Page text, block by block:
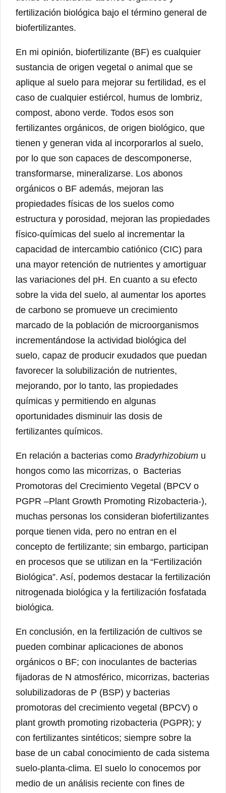
fertilización biológica bajo el término general de
biofertilizantes.
En mi opinión, biofertilizante (BF) es cualquier
sustancia de origen vegetal o animal que se
aplique al suelo para mejorar su fertilidad, es el
caso de cualquier estiércol, humus de lombriz,
compost, abono verde. Todos esos son
fertilizantes orgánicos, de origen biológico, que
tienen y generan vida al incorporarlos al suelo,
por lo que son capaces de descomponerse,
transformarse, mineralizarse. Los abonos
orgánicos o BF además, mejoran las
propiedades físicas de los suelos como
estructura y porosidad, mejoran las propiedades
físico-químicas del suelo al incrementar la
capacidad de intercambio catiónico (CIC) para
una mayor retención de nutrientes y amortiguar
las variaciones del pH. En cuanto a su efecto
sobre la vida del suelo, al aumentar los aportes
de carbono se promueve un crecimiento
marcado de la población de microorganismos
incrementándose la actividad biológica del
suelo, capaz de producir exudados que puedan
favorecer la solubilización de nutrientes,
mejorando, por lo tanto, las propiedades
químicas y permitiendo en algunas
oportunidades disminuir las dosis de
fertilizantes químicos.
En relación a bacterias como Bradyrhizobium u
hongos como las micorrizas, o Bacterias
Promotoras del Crecimiento Vegetal (BPCV o
PGPR –Plant Growth Promoting Rizobacteria-),
muchas personas los consideran biofertilizantes
porque tienen vida, pero no entran en el
concepto de fertilizante; sin embargo, participan
en procesos que se utilizan en la “Fertilización
Biológica”. Así, podemos destacar la fertilización
nitrogenada biológica y la fertilización fosfatada
biológica.
En conclusión, en la fertilización de cultivos se
pueden combinar aplicaciones de abonos
orgánicos o BF; con inoculantes de bacterias
fijadoras de N atmosférico, micorrizas, bacterias
solubilizadoras de P (BSP) y bacterias
promotoras del crecimiento vegetal (BPCV) o
plant growth promoting rizobacteria (PGPR); y
con fertilizantes sintéticos; siempre sobre la
base de un cabal conocimiento de cada sistema
suelo-planta-clima. El suelo lo conocemos por
medio de un análisis reciente con fines de